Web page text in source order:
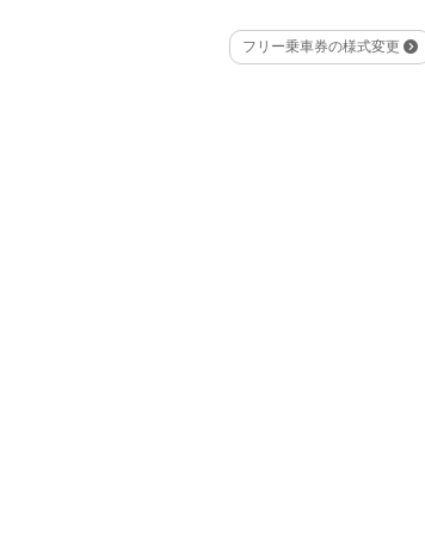
フリー乗車券の様式変更